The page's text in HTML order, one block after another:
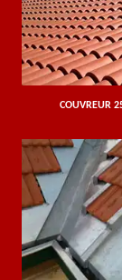
COUVREUR